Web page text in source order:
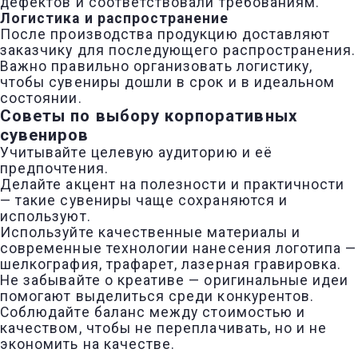
Логистика и распространение
После производства продукцию доставляют
заказчику для последующего распространения.
Важно правильно организовать логистику,
чтобы сувениры дошли в срок и в идеальном
состоянии.
Советы по выбору корпоративных
сувениров
Учитывайте целевую аудиторию и её
предпочтения.
Делайте акцент на полезности и практичности
— такие сувениры чаще сохраняются и
используют.
Используйте качественные материалы и
современные технологии нанесения логотипа —
шелкография, трафарет, лазерная гравировка.
Не забывайте о креативе — оригинальные идеи
помогают выделиться среди конкурентов.
Соблюдайте баланс между стоимостью и
качеством, чтобы не переплачивать, но и не
экономить на качестве.